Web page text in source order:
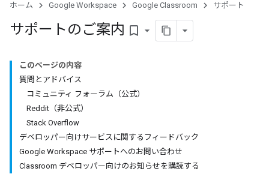
ホーム Google Workspace Google Classroom サポート
サポートのご案内 bookmark_border
このページの内容
質問とアドバイス
コミュニティ フォーラム（公式）
Reddit（非公式）
Stack Overflow
デベロッパー向けサービスに関するフィードバック
Google Workspace サポートへのお問い合わせ
Classroom デベロッパー向けのお知らせを購読する